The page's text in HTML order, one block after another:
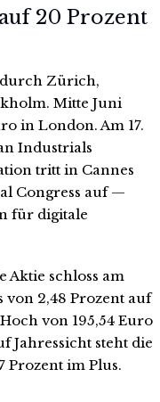
20 Prozent
durch Zürich,
Mitte Juni
in London. Am 17.
Industrials
tritt in Cannes
Congress auf —
für digitale
Aktie schloss am
von 2,48 Prozent auf
von 195,54 Euro
Jahressicht steht die
Prozent im Plus.